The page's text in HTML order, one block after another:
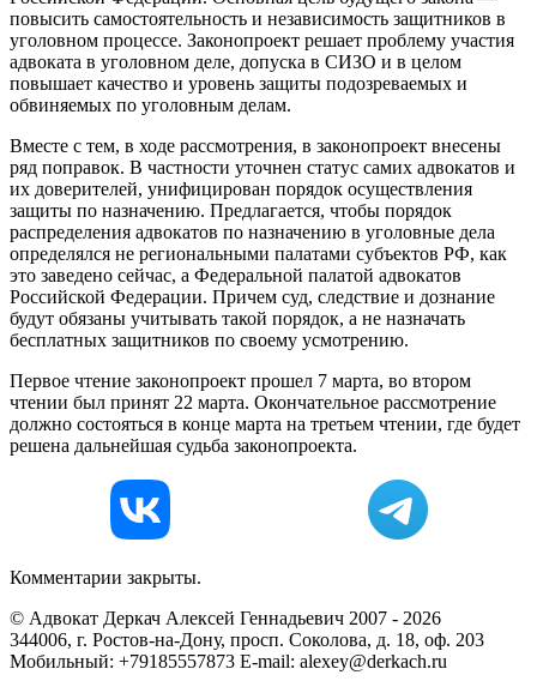
повысить самостоятельность и независимость защитников в
уголовном процессе. Законопроект решает проблему участия
адвоката в уголовном деле, допуска в СИЗО и в целом
повышает качество и уровень защиты подозреваемых и
обвиняемых по уголовным делам.
Вместе с тем, в ходе рассмотрения, в законопроект внесены
ряд поправок. В частности уточнен статус самих адвокатов и
их доверителей, унифицирован порядок осуществления
защиты по назначению. Предлагается, чтобы порядок
распределения адвокатов по назначению в уголовные дела
определялся не региональными палатами субъектов РФ, как
это заведено сейчас, а Федеральной палатой адвокатов
Российской Федерации. Причем суд, следствие и дознание
будут обязаны учитывать такой порядок, а не назначать
бесплатных защитников по своему усмотрению.
Первое чтение законопроект прошел 7 марта, во втором
чтении был принят 22 марта. Окончательное рассмотрение
должно состояться в конце марта на третьем чтении, где будет
решена дальнейшая судьба законопроекта.
Комментарии закрыты.
© Адвокат Деркач Алексей Геннадьевич 2007 - 2026
344006, г. Ростов-на-Дону, просп. Соколова, д. 18, оф. 203
Мобильный: +79185557873 E-mail: alexey@derkach.ru